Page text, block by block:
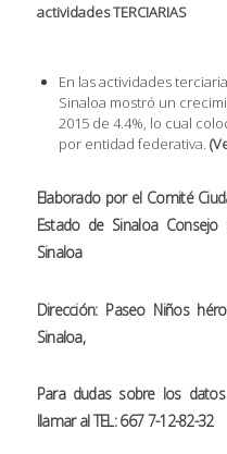
actividades TERCIARIAS
En las actividades
Sinaloa mostró un
2015 de 4.4%, lo cual
por entidad federativa.
Elaborado por el Comité
Estado de Sinaloa
Sinaloa
Dirección: Paseo Niños
Sinaloa,
Para dudas sobre los
llamar al TEL: 667 7-12-82-32